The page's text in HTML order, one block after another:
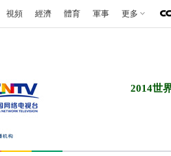
視頻 經濟 體育 軍事 更多
2014世